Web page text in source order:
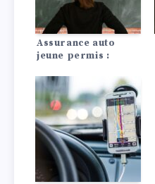
Assurance auto
jeune permis :
moins cher